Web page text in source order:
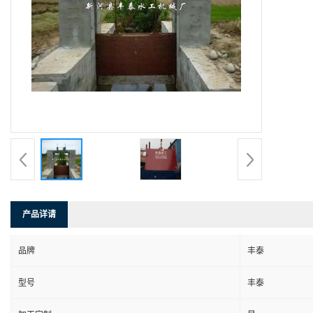
产品详请
品牌 丰泰
型号 丰泰